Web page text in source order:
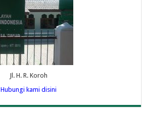
Jl. H. R. Koroh
Hubungi kami disini